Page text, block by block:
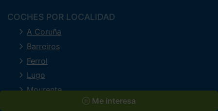
Me interesa
COCHES POR LOCALIDAD
A Coruña
Barreiros
Ferrol
Lugo
Mourente